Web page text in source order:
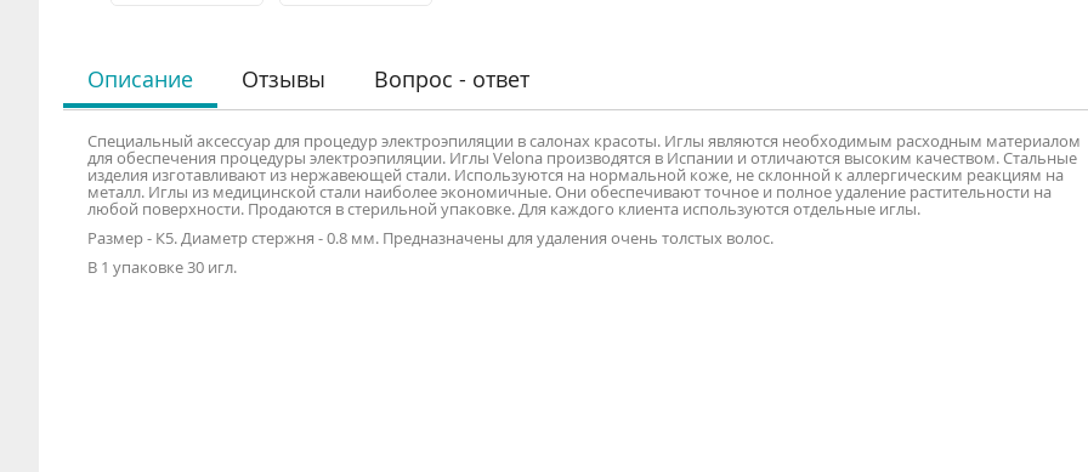
Описание
Специальный аксессуар для процедур электроэпиляции в салонах красоты. Иглы являются необходимым расходным материалом
для обеспечения процедуры электроэпиляции. Иглы Velona производятся в Испании и отличаются высоким качеством. Стальные
изделия изготавливают из нержавеющей стали. Используются на нормальной коже, не склонной к аллергическим реакциям на
металл. Иглы из медицинской стали наиболее экономичные. Они обеспечивают точное и полное удаление растительности на
любой поверхности. Продаются в стерильной упаковке. Для каждого клиента используются отдельные иглы.
Размер - К5. Диаметр стержня - 0.8 мм. Предназначены для удаления очень толстых волос.
В 1 упаковке 30 игл.
Отзывы Вопрос - ответ